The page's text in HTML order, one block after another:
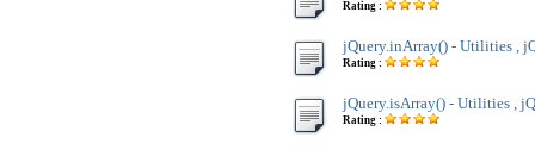
Rating :
jQuery.inArray() - Utilities ,
Rating :
jQuery.isArray() - Utilities ,
Rating :